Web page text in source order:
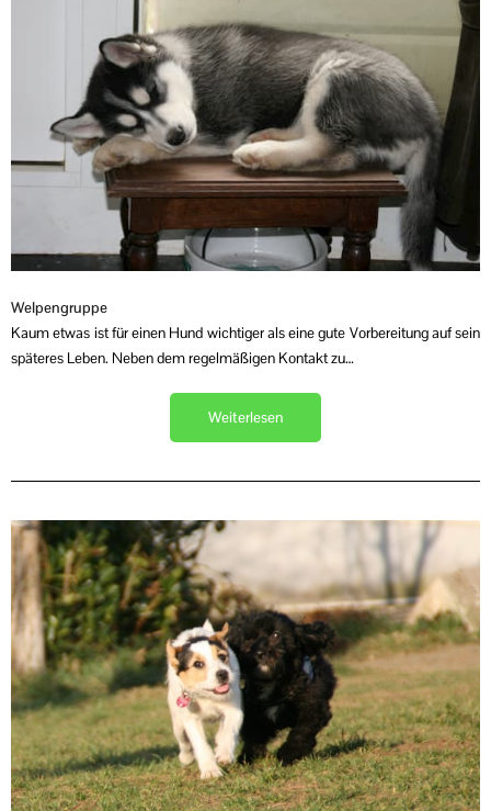
Welpengruppe
Kaum etwas ist für einen Hund wichtiger als eine gute Vorbereitung auf sein
späteres Leben. Neben dem regelmäßigen Kontakt zu…
Weiterlesen